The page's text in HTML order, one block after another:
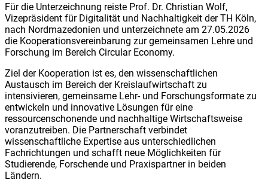
Für die Unterzeichnung reiste Prof. Dr. Christian Wolf,
Vizepräsident für Digitalität und Nachhaltigkeit der TH Köln,
nach Nordmazedonien und unterzeichnete am 27.05.2026
die Kooperationsvereinbarung zur gemeinsamen Lehre und
Forschung im Bereich Circular Economy.
Ziel der Kooperation ist es, den wissenschaftlichen
Austausch im Bereich der Kreislaufwirtschaft zu
intensivieren, gemeinsame Lehr- und Forschungsformate zu
entwickeln und innovative Lösungen für eine
ressourcenschonende und nachhaltige Wirtschaftsweise
voranzutreiben. Die Partnerschaft verbindet
wissenschaftliche Expertise aus unterschiedlichen
Fachrichtungen und schafft neue Möglichkeiten für
Studierende, Forschende und Praxispartner in beiden
Ländern.